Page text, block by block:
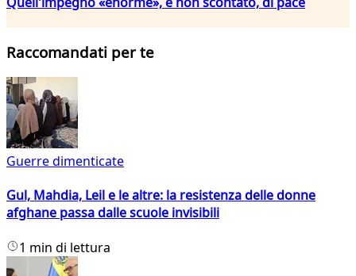
Raccomandati per te
Guerre dimenticate
Gul, Mahdia, Leil e le altre: la resistenza delle donne
afghane passa dalle scuole invisibili
1 min di lettura